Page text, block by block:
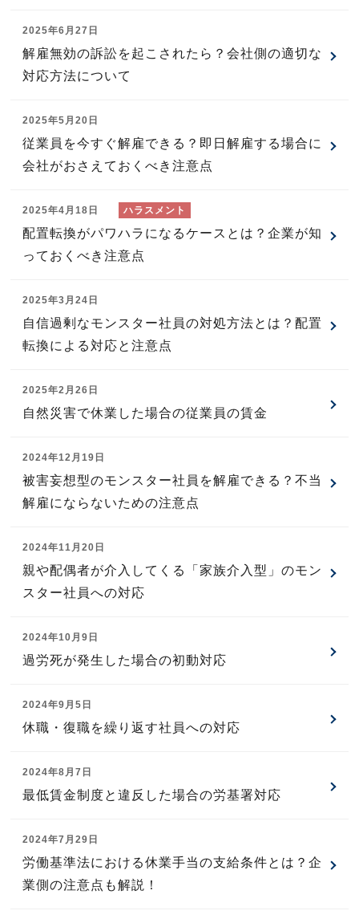
2025年6月27日
解雇無効の訴訟を起こされたら？会社側の適切な
対応方法について
2025年5月20日
従業員を今すぐ解雇できる？即日解雇する場合に
会社がおさえておくべき注意点
2025年4月18日
配置転換がパワハラになるケースとは？企業が知
っておくべき注意点
2025年3月24日
自信過剰なモンスター社員の対処方法とは？配置
転換による対応と注意点
2025年2月26日
自然災害で休業した場合の従業員の賃金
2024年12月19日
被害妄想型のモンスター社員を解雇できる？不当
解雇にならないための注意点
2024年11月20日
親や配偶者が介入してくる「家族介入型」のモン
スター社員への対応
2024年10月9日
過労死が発生した場合の初動対応
2024年9月5日
休職・復職を繰り返す社員への対応
2024年8月7日
最低賃金制度と違反した場合の労基署対応
2024年7月29日
労働基準法における休業手当の支給条件とは？企
業側の注意点も解説！